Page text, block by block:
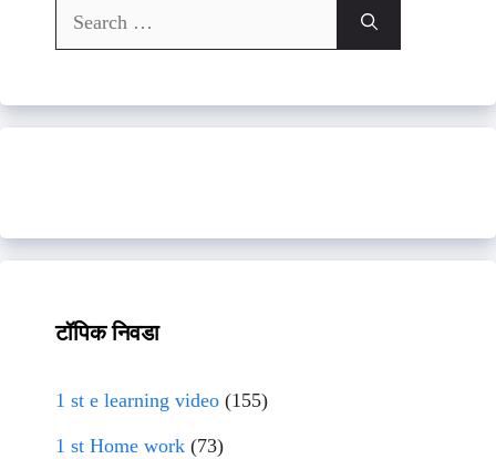
Search
for:
टॉपिक निवडा
1 st e learning video (155)
1 st Home work (73)